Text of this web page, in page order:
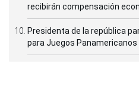
recibirán compensación
Presidenta de la república
para Juegos Panamericanos